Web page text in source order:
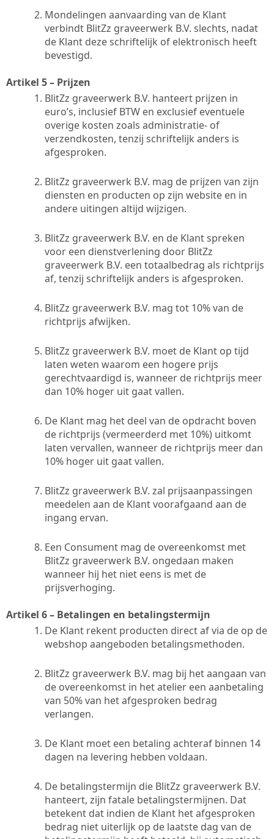
Mondelingen aanvaarding van de Klant
verbindt BlitZz graveerwerk B.V. slechts, nadat
de Klant deze schriftelijk of elektronisch heeft
bevestigd.
Artikel 5 – Prijzen
BlitZz graveerwerk B.V. hanteert prijzen in
euro’s, inclusief BTW en exclusief eventuele
overige kosten zoals administratie- of
verzendkosten, tenzij schriftelijk anders is
afgesproken.
BlitZz graveerwerk B.V. mag de prijzen van zijn
diensten en producten op zijn website en in
andere uitingen altijd wijzigen.
BlitZz graveerwerk B.V. en de Klant spreken
voor een dienstverlening door BlitZz
graveerwerk B.V. een totaalbedrag als richtprijs
af, tenzij schriftelijk anders is afgesproken.
BlitZz graveerwerk B.V. mag tot 10% van de
richtprijs afwijken.
BlitZz graveerwerk B.V. moet de Klant op tijd
laten weten waarom een hogere prijs
gerechtvaardigd is, wanneer de richtprijs meer
dan 10% hoger uit gaat vallen.
De Klant mag het deel van de opdracht boven
de richtprijs (vermeerderd met 10%) uitkomt
laten vervallen, wanneer de richtprijs meer dan
10% hoger uit gaat vallen.
BlitZz graveerwerk B.V. zal prijsaanpassingen
meedelen aan de Klant voorafgaand aan de
ingang ervan.
Een Consument mag de overeenkomst met
BlitZz graveerwerk B.V. ongedaan maken
wanneer hij het niet eens is met de
prijsverhoging.
Artikel 6 – Betalingen en betalingstermijn
De Klant rekent producten direct af via de op de
webshop aangeboden betalingsmethoden.
BlitZz graveerwerk B.V. mag bij het aangaan van
de overeenkomst in het atelier een aanbetaling
van 50% van het afgesproken bedrag
verlangen.
De Klant moet een betaling achteraf binnen 14
dagen na levering hebben voldaan.
De betalingstermijn die BlitZz graveerwerk B.V.
hanteert, zijn fatale betalingstermijnen. Dat
betekent dat indien de Klant het afgesproken
bedrag niet uiterlijk op de laatste dag van de